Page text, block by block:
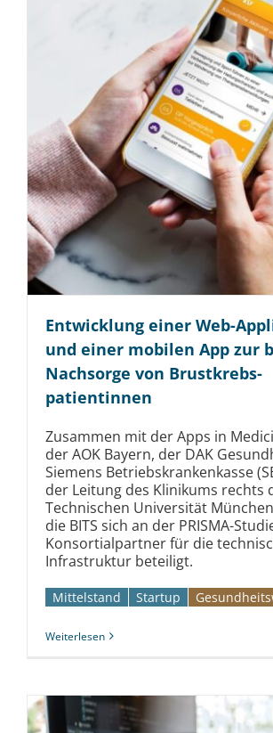
Entwicklung einer Web-
und einer mobilen App zur
Nachsorge von Brustkrebs­
patientinnen
Zusammen mit der Apps in
der AOK Bayern, der DAK
Siemens Betriebs­krankenkasse
der Leitung des Klinikums rechts
Technischen Universität
die BITS sich an der PRISMA-
Konsortial­partner für die
Infrastruktur beteiligt.
Mittelstand Startup
Weiterlesen